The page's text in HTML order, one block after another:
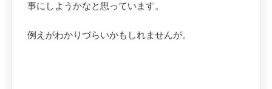
事にしようかなと思っています。
例えがわかりづらいかもしれませんが。